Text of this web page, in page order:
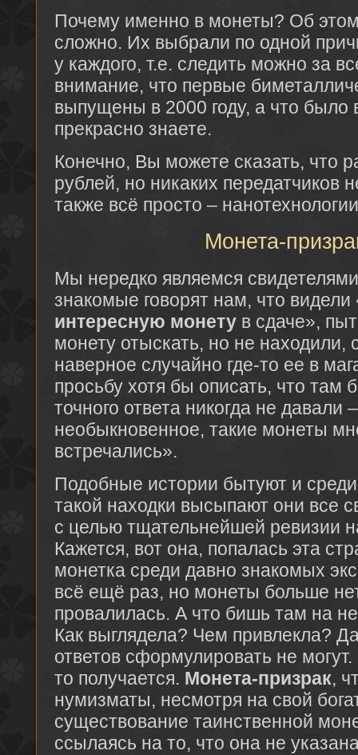
Почему именно в монеты? Об этом
сложно. Их выбрали по одной
у каждого, т.е. следить можно за
внимание, что первые
выпущены в 2000 году, а что было
прекрасно знаете.
Конечно, Вы можете сказать, что
рублей, но никаких передатчиков
также всё просто –
Монета-
Мы нередко являемся
знакомые говорят нам, что видели
интересную монету в сдаче»,
монету отыскать, но не находили,
наверное случайно где-то ее в
просьбу хотя бы описать, что там
точного ответа никогда не давали
необыкновенное, такие монеты
встречались».
Подобные истории бытуют и
такой находки высыпают они все
с целью тщательнейшей ревизии
Кажется, вот она, попалась эта
монетка среди давно знакомых
всё ещё раз, но монеты больше
провалилась. А что бишь там на
Как выглядела? Чем привлекла?
ответов сформулировать не
то получается. Монета-призрак,
нумизматы, несмотря на свой
существование таинственной
ссылаясь на то, что она не